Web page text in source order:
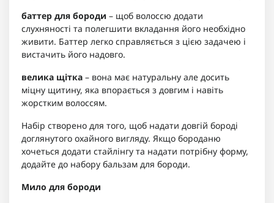
баттер для бороди – щоб волоссю додати
слухняності та полегшити вкладання його необхідно
живити. Баттер легко справляється з цією задачею і
вистачить його надовго.
велика щітка – вона має натуральну але досить
міцну щитину, яка впорається з довгим і навіть
жорстким волоссям.
Набір створено для того, щоб надати довгій бороді
доглянутого охайного вигляду. Якщо бороданю
хочеться додати стайлінгу та надати потрібну форму,
додайте до набору бальзам для бороди.
Мило для бороди